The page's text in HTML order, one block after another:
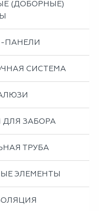
(ДОБОРНЫЕ)
ПАНЕЛИ
СИСТЕМА
ДЛЯ ЗАБОРА
ТРУБА
ЭЛЕМЕНТЫ